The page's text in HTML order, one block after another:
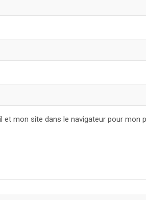
et mon site dans le navigateur pour mon